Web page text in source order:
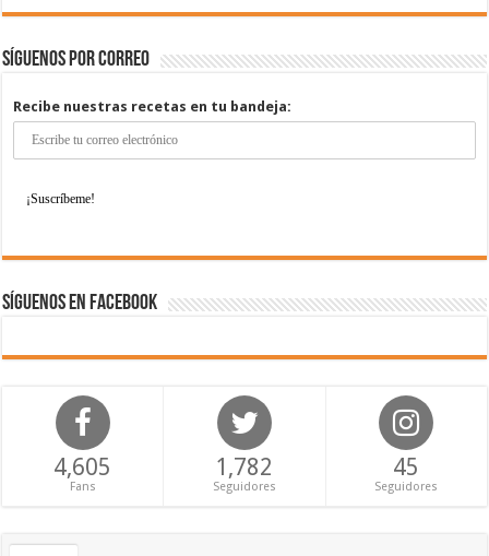
Síguenos por correo
Recibe nuestras recetas en tu bandeja:
Síguenos en Facebook
4,605
Fans
1,782
Seguidores
45
Seguidores